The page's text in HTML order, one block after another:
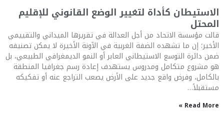
الاستيطان كأداة لتغيير الوضع القانوني للإقليم
المحتل
قالت مؤسسة الاتحاد من أجل العدالة في تقريرها الميداني والتقييمي
الأخير؛ إن ما تشهده الضفة الغربية في الآونة الأخيرة لا يمكن تصنيفه
ضمن دائرة التوسع الاستيطاني العابر أو النمو الديمغرافي الطبيعي، بل
هو مشروع متكامل ومدروس يستهدف إعادة رسم جغرافيا المنطقة
بالكامل، وفرض واقع جديد على الأرض يصعب التراجع عنه أو تفكيكه
مستقبلاً…
Read More »